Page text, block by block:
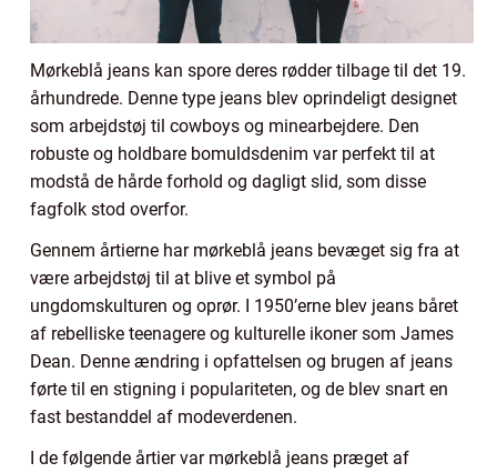
Mørkeblå jeans kan spore deres rødder tilbage til det 19.
århundrede. Denne type jeans blev oprindeligt designet
som arbejdstøj til cowboys og minearbejdere. Den
robuste og holdbare bomuldsdenim var perfekt til at
modstå de hårde forhold og dagligt slid, som disse
fagfolk stod overfor.
Gennem årtierne har mørkeblå jeans bevæget sig fra at
være arbejdstøj til at blive et symbol på
ungdomskulturen og oprør. I 1950’erne blev jeans båret
af rebelliske teenagere og kulturelle ikoner som James
Dean. Denne ændring i opfattelsen og brugen af jeans
førte til en stigning i populariteten, og de blev snart en
fast bestanddel af modeverdenen.
I de følgende årtier var mørkeblå jeans præget af